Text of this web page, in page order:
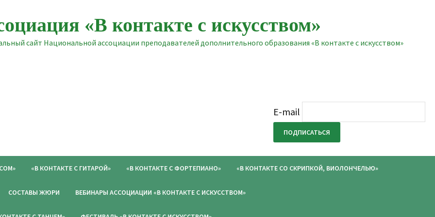
«В контакте с искусством»
сайт Национальной ассоциации преподавателей дополнительного образования «В контакте с искусством»
E-mail
«В КОНТАКТЕ С ГИТАРОЙ» «В КОНТАКТЕ С ФОРТЕПИАНО» «В КОНТАКТЕ СО СКРИПКОЙ, ВИОЛОНЧЕЛЬЮ»
СОСТАВЫ ЖЮРИ ВЕБИНАРЫ АССОЦИАЦИИ «В КОНТАКТЕ С ИСКУССТВОМ»